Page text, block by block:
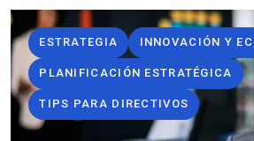
ESTRATEGIA INNOVACIÓN Y
PLANIFICACIÓN ESTRATÉGICA
TIPS PARA DIRECTIVOS